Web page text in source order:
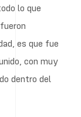
lo que
es que fue
con muy
dentro del